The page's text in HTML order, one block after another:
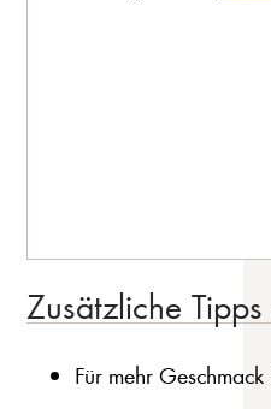
Zusätzliche
Für mehr